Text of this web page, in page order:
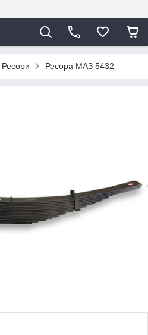
Ресори Ресора МАЗ 5432